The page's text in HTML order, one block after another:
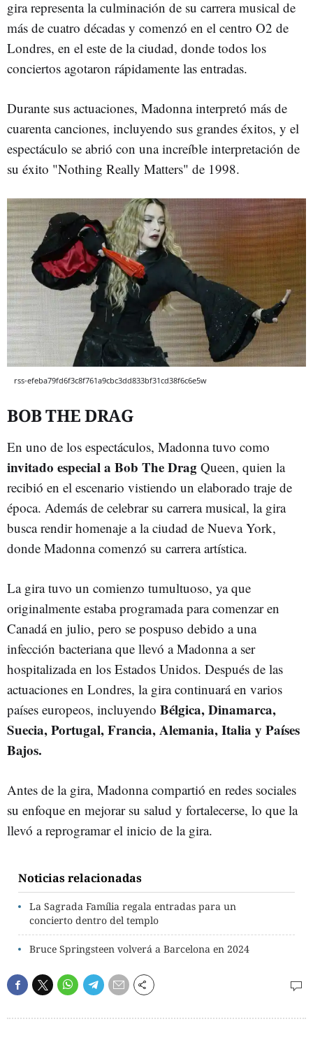
gira representa la culminación de su carrera musical de
más de cuatro décadas y comenzó en el centro O2 de
Londres, en el este de la ciudad, donde todos los
conciertos agotaron rápidamente las entradas.
Durante sus actuaciones, Madonna interpretó más de
cuarenta canciones, incluyendo sus grandes éxitos, y el
espectáculo se abrió con una increíble interpretación de
su éxito "Nothing Really Matters" de 1998.
rss-efeba79fd6f3c8f761a9cbc3dd833bf31cd38f6c6e5w
BOB THE DRAG
En uno de los espectáculos, Madonna tuvo como
invitado especial a Bob The Drag Queen, quien la
recibió en el escenario vistiendo un elaborado traje de
época. Además de celebrar su carrera musical, la gira
busca rendir homenaje a la ciudad de Nueva York,
donde Madonna comenzó su carrera artística.
La gira tuvo un comienzo tumultuoso, ya que
originalmente estaba programada para comenzar en
Canadá en julio, pero se pospuso debido a una
infección bacteriana que llevó a Madonna a ser
hospitalizada en los Estados Unidos. Después de las
actuaciones en Londres, la gira continuará en varios
países europeos, incluyendo Bélgica, Dinamarca,
Suecia, Portugal, Francia, Alemania, Italia y Países
Bajos.
Antes de la gira, Madonna compartió en redes sociales
su enfoque en mejorar su salud y fortalecerse, lo que la
llevó a reprogramar el inicio de la gira.
Noticias relacionadas
La Sagrada Família regala entradas para un
concierto dentro del templo
Bruce Springsteen volverá a Barcelona en 2024